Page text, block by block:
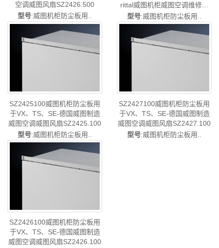
空调威图风扇SZ2426.500
型号:威图机柜防尘板用..
rittal威图机柜威图空调维修威
图电柜威图母线威图风扇威图
PDU威图售后SZ2424.100
型号:威图机柜防尘板用..
SZ2425100威图机柜防尘板用
于VX、TS、SE-德国威图制造
威图空调威图风扇SZ2425.100
型号:威图机柜防尘板用..
SZ2427100威图机柜防尘板用
于VX、TS、SE-德国威图制造
威图空调威图风扇SZ2427.100
型号:威图机柜防尘板用..
SZ2426100威图机柜防尘板用
于VX、TS、SE-德国威图制造
威图空调威图风扇SZ2426.100